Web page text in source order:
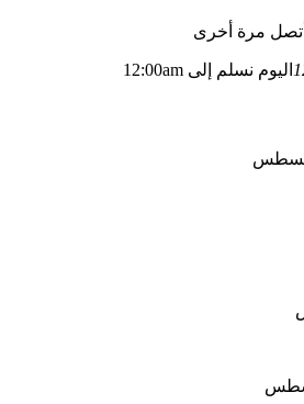
أتصل مرة أخرى
اليوم نسلم إلى 12:00am